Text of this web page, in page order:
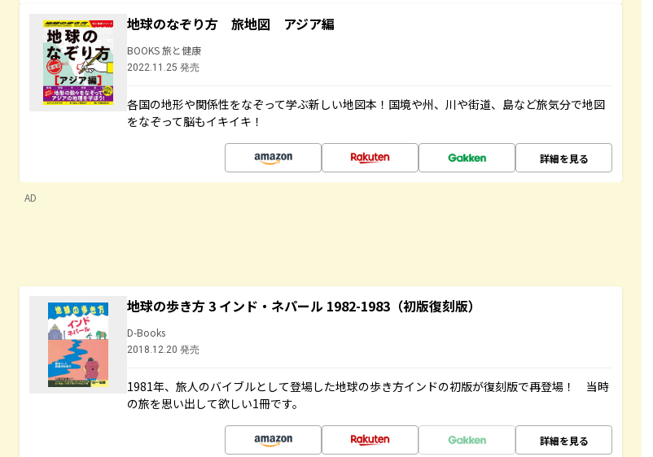
地球のなぞり方 旅地図 アジア編
BOOKS 旅と健康
2022.11.25 発売
各国の地形や関係性をなぞって学ぶ新しい地図本！国境や州、川や街道、島など旅気分で地図
をなぞって脳もイキイキ！
詳細を見る
AD
地球の歩き方 3 インド・ネパール 1982-1983（初版復刻版）
D-Books
2018.12.20 発売
1981年、旅人のバイブルとして登場した地球の歩き方インドの初版が復刻版で再登場！ 当時
の旅を思い出して欲しい1冊です。
詳細を見る